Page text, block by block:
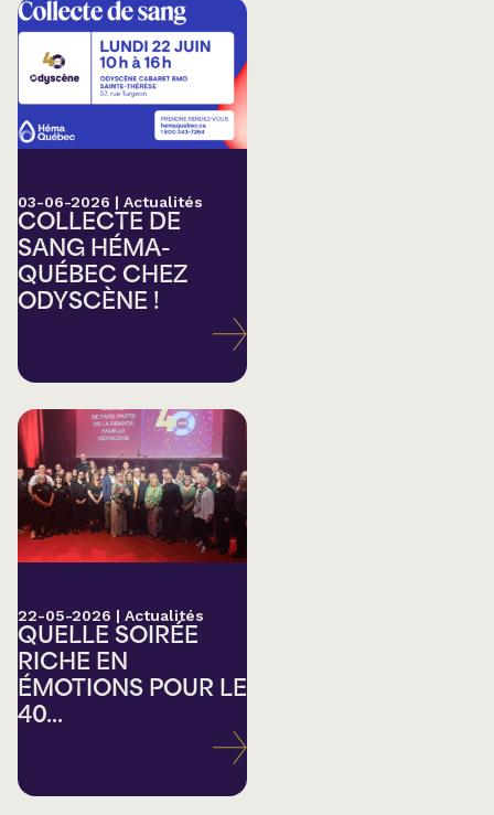
03-06-2026 | Actualités
COLLECTE DE
SANG HÉMA-
QUÉBEC CHEZ
ODYSCÈNE !
22-05-2026 | Actualités
QUELLE SOIRÉE
RICHE EN
ÉMOTIONS POUR LE
40...